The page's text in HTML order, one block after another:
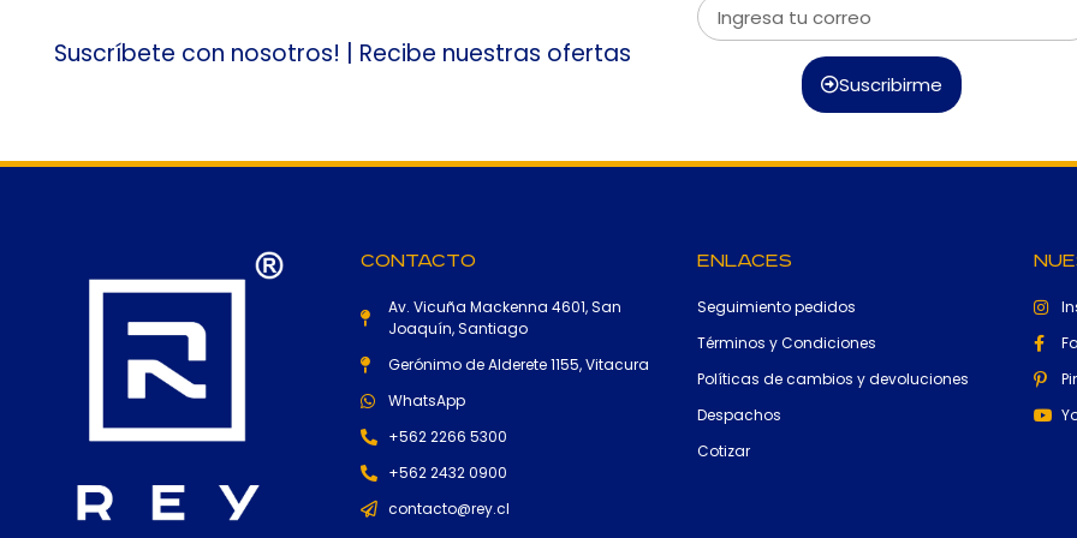
Suscríbete con nosotros! | Recibe nuestras ofertas
Suscribirme
Contacto
Av. Vicuña Mackenna 4601, San
Joaquín, Santiago
Gerónimo de Alderete 1155, Vitacura
WhatsApp
+562 2266 5300
+562 2432 0900
contacto@rey.cl
Enlaces
Seguimiento pedidos
Términos y Condiciones
Políticas de cambios y devoluciones
Despachos
Cotizar